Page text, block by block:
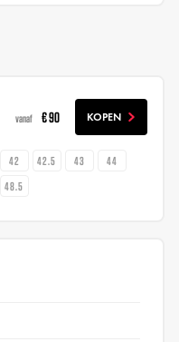
vanaf € 90 KOPEN
42 42.5 43
44
48.5